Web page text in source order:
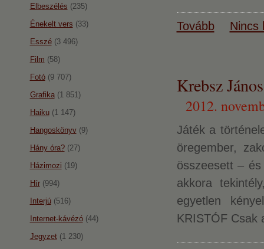
Tovább Nincs
Krebsz
2012.
Játék a
öregember,
összeesett –
akkora
egyetlen
KRISTÓF
Elbeszélés (235)
Énekelt vers (33)
Esszé(3 496)
Film (58)
Fotó(9 707)
Grafika(1 851)
Haiku(1 147)
Hangoskönyv(9)
Hány óra?(27)
Házimozi (19)
Hír(994)
Interjú(516)
Internet-kávézó(44)
Jegyzet(1 230)